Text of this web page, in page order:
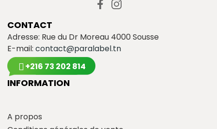
CONTACT
Adresse: Rue du Dr Moreau 4000 Sousse
E-mail: contact@paralabel.tn
+216 73 202 814
INFORMATION
A propos